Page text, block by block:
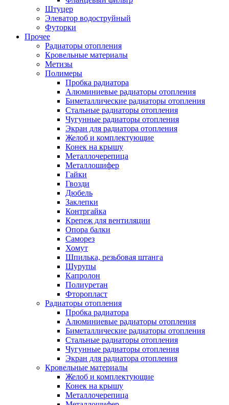
Штуцер
Элеватор водоструйный
Футорки
Прочее
Радиаторы отопления
Кровельные материалы
Метизы
Полимеры
Пробка радиатора
Алюминиевые радиаторы отопления
Биметаллические радиаторы отопления
Стальные радиаторы отопления
Чугунные радиаторы отопления
Экран для радиатора отопления
Желоб и комплектующие
Конек на крышу
Металлочерепица
Металлошифер
Гайки
Гвозди
Дюбель
Заклепки
Контргайка
Крепеж для вентиляции
Опора балки
Саморез
Хомут
Шпилька, резьбовая штанга
Шурупы
Капролон
Полиуретан
Фторопласт
Радиаторы отопления
Пробка радиатора
Алюминиевые радиаторы отопления
Биметаллические радиаторы отопления
Стальные радиаторы отопления
Чугунные радиаторы отопления
Экран для радиатора отопления
Кровельные материалы
Желоб и комплектующие
Конек на крышу
Металлочерепица